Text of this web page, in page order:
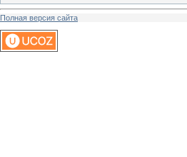
Полная версия сайта